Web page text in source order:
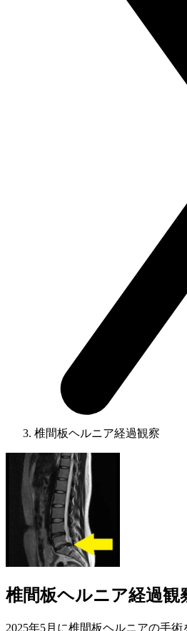
椎間板ヘルニア経過観察
椎間板ヘルニア経過観
2025年5月に椎間板ヘルニアの手